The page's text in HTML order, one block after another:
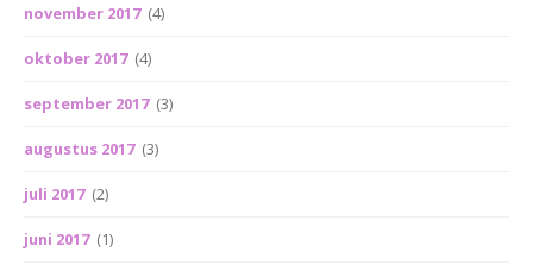
november 2017 (4)
oktober 2017 (4)
september 2017 (3)
augustus 2017 (3)
juli 2017 (2)
juni 2017 (1)